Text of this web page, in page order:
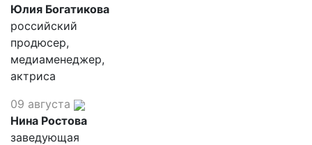
Юлия Богатикова
российский
продюсер,
медиаменеджер,
актриса
09 августа
Нина Ростова
заведующая